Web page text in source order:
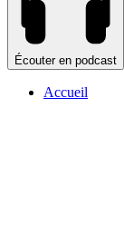
Écouter en podcast
Accueil